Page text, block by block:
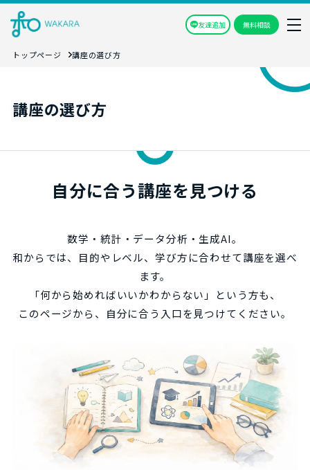
友達追加 無料相談
トップページ 講座の選び方
講座の選び方
自分に合う講座を見つける
数学・統計・データ分析・生成AI。
和からでは、目的やレベル、学び方に合わせて講座を選べ
ます。
「何から始めればいいかわからない」という方も、
このページから、自分に合う入口を見つけてください。